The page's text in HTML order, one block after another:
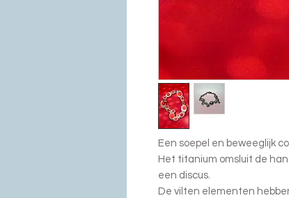
Een soepel en beweeglijk
Het titanium omsluit de
een discus.
De vilten elementen